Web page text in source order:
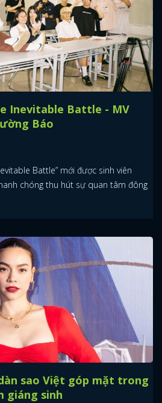
Inevitable Battle - MV
Báo
Battle” mới được sinh viên
chóng thu hút sự quan tâm đông
sao Việt góp mặt trong
giáng sinh